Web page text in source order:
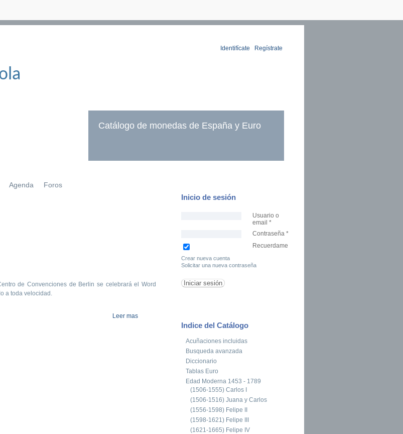
Identifícate Regístrate
Catálogo de monedas de España y Euro
Agenda Foros
de Convenciones de Berlin se celebrará el Word
a toda velocidad.
Leer mas
Inicio de sesión
Usuario o
email *
Contraseña *
Recuerdame
Crear nueva cuenta
Solicitar una nueva contraseña
Indice del Catálogo
Acuñaciones incluidas
Busqueda avanzada
Diccionario
Tablas Euro
Edad Moderna 1453 - 1789
(1506-1555) Carlos I
(1506-1516) Juana y Carlos
(1556-1598) Felipe II
(1598-1621) Felipe III
(1621-1665) Felipe IV